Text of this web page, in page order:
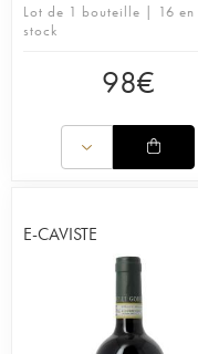
Lot de 1 bouteille | 16 en
stock
98€
E-CAVISTE